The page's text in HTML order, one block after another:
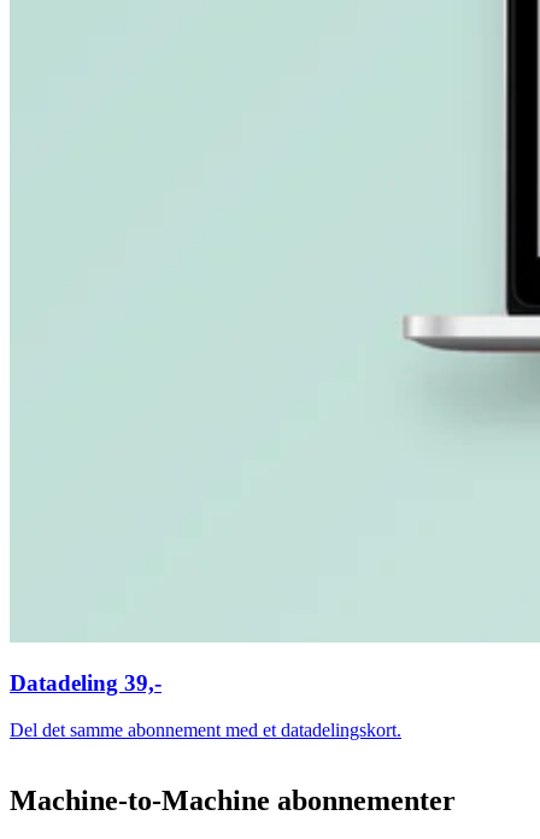
Datadeling 39,-
Del det samme abonnement med et datadelingskort.
Machine-to-Machine abonnementer